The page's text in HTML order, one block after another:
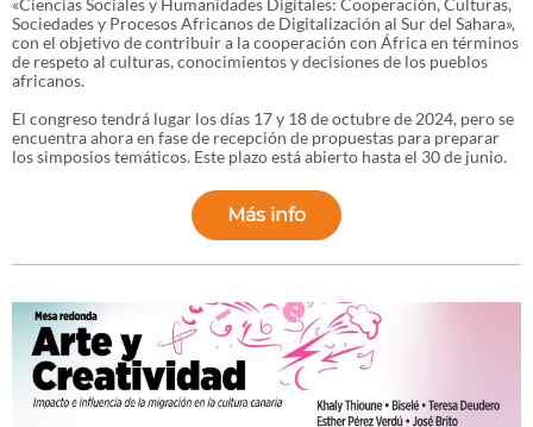
«Ciencias Sociales y Humanidades Digitales: Cooperación, Culturas,
Sociedades y Procesos Africanos de Digitalización al Sur del Sahara»,
con el objetivo de contribuir a la cooperación con África en términos
de respeto al culturas, conocimientos y decisiones de los pueblos
africanos.
El congreso tendrá lugar los días 17 y 18 de octubre de 2024, pero se
encuentra ahora en fase de recepción de propuestas para preparar
los simposios temáticos. Este plazo está abierto hasta el 30 de junio.
Más info